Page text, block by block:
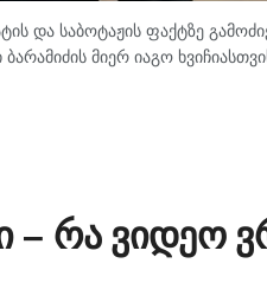
საბოტაჟის ფაქტზე
მიერ იაგო
– რა ვიდეო